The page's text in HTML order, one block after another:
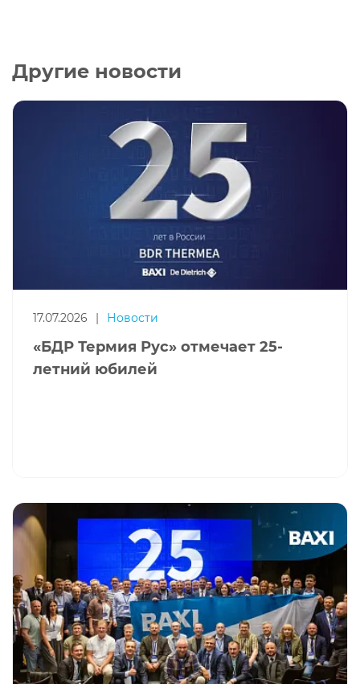
Другие новости
17.07.2026 | Новости
«БДР Термия Рус» отмечает 25-
летний юбилей